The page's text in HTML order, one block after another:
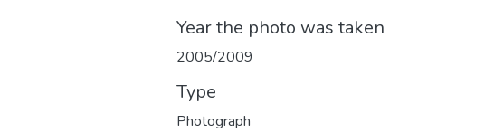
Year the photo was taken
2005/2009
Type
Photograph